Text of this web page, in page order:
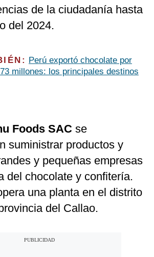
de la ciudadanía hasta
del 2024.
Perú exportó chocolate por
millones: los principales destinos
Foods SAC se
suministrar productos y
y pequeñas empresas
del chocolate y confitería.
una planta en el distrito
del Callao.